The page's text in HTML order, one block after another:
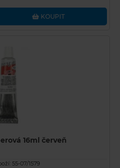
KOUPIT
16ml červeň
55-07/1579